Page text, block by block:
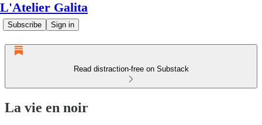
L'Atelier Galita
Subscribe Sign in
Read distraction-free on Substack
La vie en noir